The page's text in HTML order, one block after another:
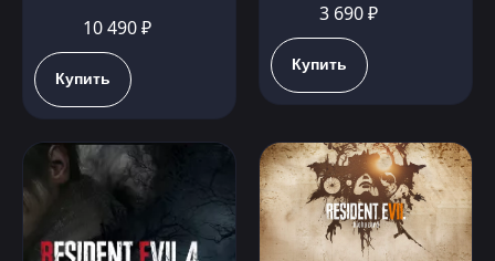
10 490 ₽
Купить
3 690 ₽
Купить